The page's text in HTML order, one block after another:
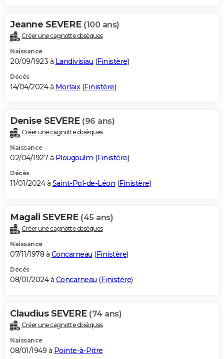
Jeanne SEVERE (100 ans)
Créer une cagnotte obsèques
Naissance
20/09/1923 à Landivisiau (Finistère)
Décès
14/04/2024 à Morlaix(Finistère)
Denise SEVERE (96 ans)
Créer une cagnotte obsèques
Naissance
02/04/1927 à Plougoulm (Finistère)
Décès
11/01/2024 à Saint-Pol-de-Léon (Finistère)
Magali SEVERE (45 ans)
Créer une cagnotte obsèques
Naissance
07/11/1978 à Concarneau (Finistère)
Décès
08/01/2024 à Concarneau (Finistère)
Claudius SEVERE (74 ans)
Créer une cagnotte obsèques
Naissance
08/01/1949 à Pointe-à-Pitre